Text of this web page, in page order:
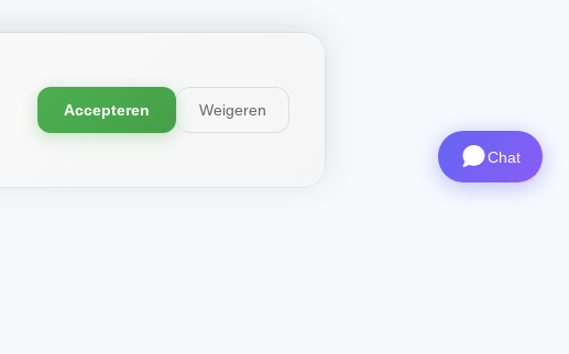
Chat
Accepteren Weigeren